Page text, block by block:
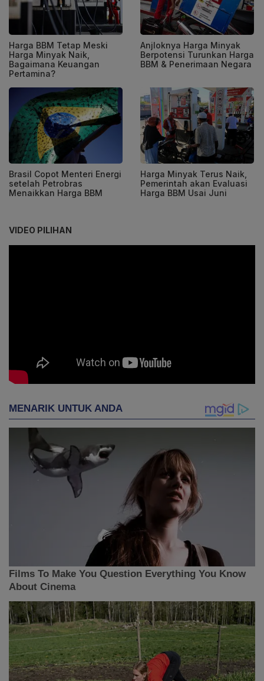
Harga BBM Tetap Meski
Harga Minyak Naik,
Bagaimana Keuangan
Pertamina?
Anjloknya Harga Minyak
Berpotensi Turunkan Harga
BBM & Penerimaan Negara
Brasil Copot Menteri Energi
setelah Petrobras
Menaikkan Harga BBM
Harga Minyak Terus Naik,
Pemerintah akan Evaluasi
Harga BBM Usai Juni
VIDEO PILIHAN